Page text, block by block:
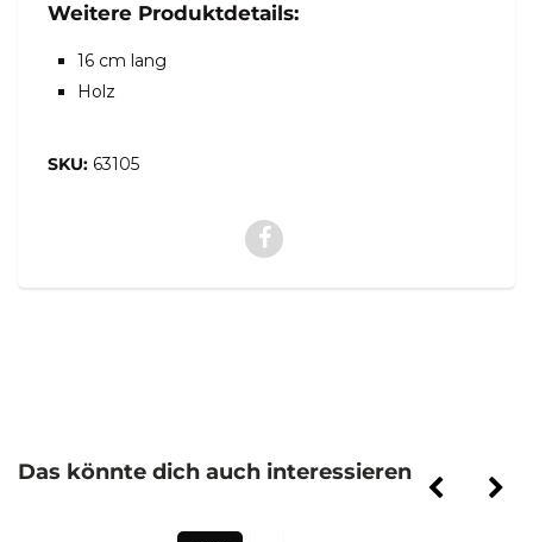
Weitere Produktdetails:
16 cm lang
Holz
SKU: 63105
Das könnte dich auch interessieren